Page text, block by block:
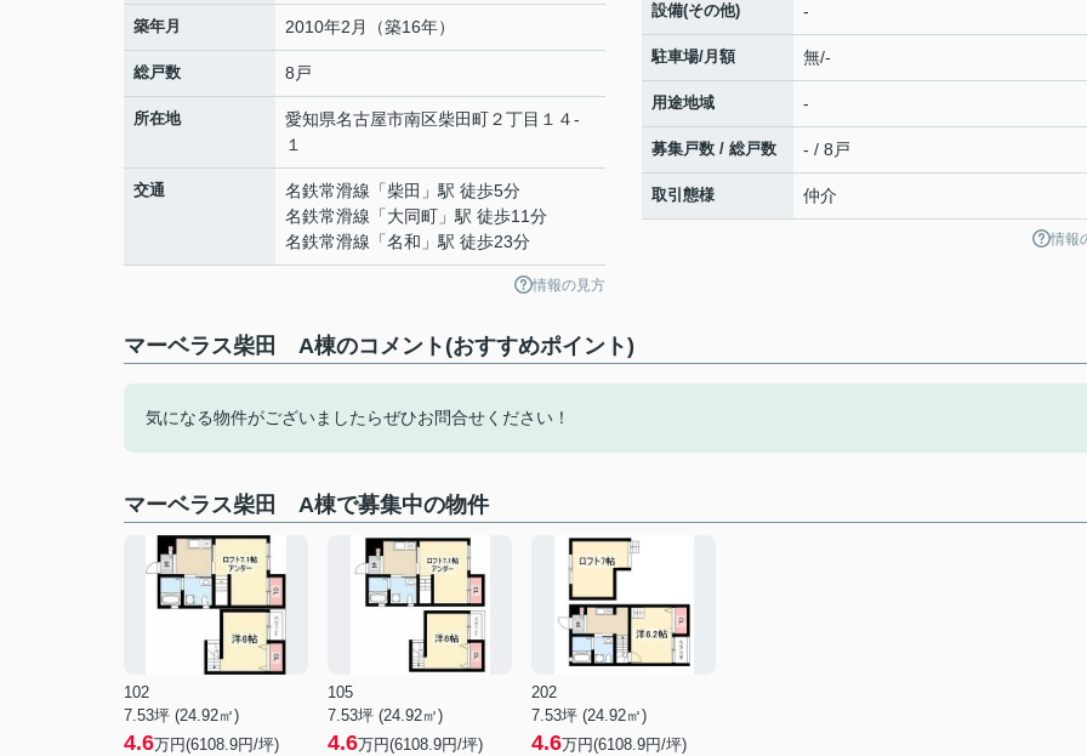
築年月 2010年2月（築16年）
総戸数 8戸
所在地 愛知県名古屋市南区柴田町２丁目１４-
１
交通 名鉄常滑線 「柴田 」駅 徒歩5分
名鉄常滑線 「大同町 」駅 徒歩11分
名鉄常滑線 「名和 」駅 徒歩23分
情報の見方
設備(その他) -
駐車場/月額 無/-
用途地域 -
募集戸数 / 総戸数 - / 8戸
取引態様 仲介
情報
マーベラス柴田 A棟のコメント(おすすめポイント)
気になる物件がございましたらぜひお問合せください！
マーベラス柴田 A棟で募集中の物件
102
7.53坪 (24.92㎡)
4.6万円(6108.9円/坪)
105
7.53坪 (24.92㎡)
4.6万円(6108.9円/坪)
202
7.53坪 (24.92㎡)
4.6万円(6108.9円/坪)